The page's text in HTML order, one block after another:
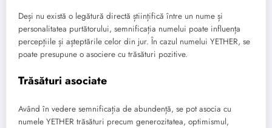
Deși nu există o legătură directă științifică între un nume și
personalitatea purtătorului, semnificația numelui poate influența
percepțiile și așteptările celor din jur. În cazul numelui YETHER, se
poate presupune o asociere cu trăsături pozitive.
Trăsături asociate
Având în vedere semnificația de abundență, se pot asocia cu
numele YETHER trăsături precum generozitatea, optimismul,